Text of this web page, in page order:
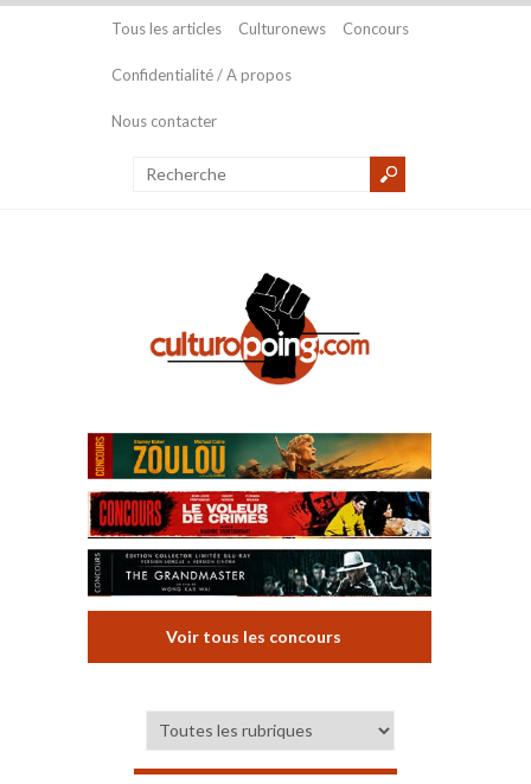
Tous les articles Culturonews Concours
Confidentialité / A propos
Nous contacter
Voir tous les concours